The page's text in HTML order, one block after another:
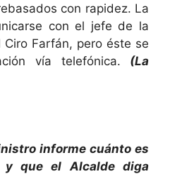
con rapidez. La
con el jefe de la
Ciro Farfán, pero éste se
vía telefónica. (La
informe cuánto es
que el Alcalde diga